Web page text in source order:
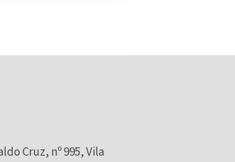
Cruz, nº 995, Vila